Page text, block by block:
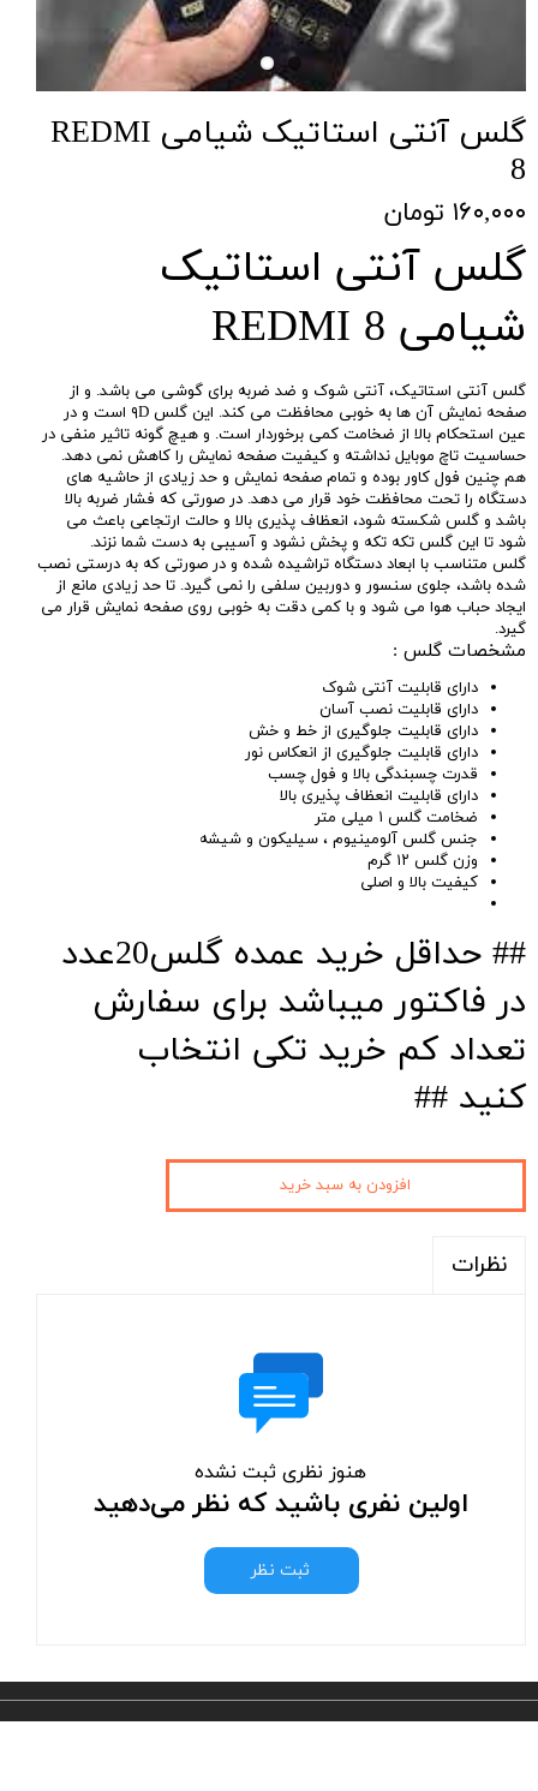
گلس آنتی استاتیک شیامی REDMI
8
۱۶۰,۰۰۰ تومان
گلس آنتی استاتیک
شیامی REDMI 8
گلس آنتی استاتیک، آنتی شوک و ضد ضربه برای گوشی می باشد. و از
صفحه نمایش آن ها به خوبی محافظت می کند. این گلس ۹D است و در
عین استحکام بالا از ضخامت کمی برخوردار است. و هیچ گونه تاثیر منفی در
حساسیت تاچ موبایل نداشته و کیفیت صفحه نمایش را کاهش نمی دهد.
هم چنین فول کاور بوده و تمام صفحه نمایش و حد زیادی از حاشیه های
دستگاه را تحت محافظت خود قرار می دهد. در صورتی که فشار ضربه بالا
باشد و گلس شکسته شود، انعظاف پذیری بالا و حالت ارتجاعی باعث می
شود تا این گلس تکه تکه و پخش نشود و آسیبی به دست شما نزند.
گلس متناسب با ابعاد دستگاه تراشیده شده و در صورتی که به درستی نصب
شده باشد، جلوی سنسور و دوربین سلفی را نمی گیرد. تا حد زیادی مانع از
ایجاد حباب هوا می شود و با کمی دقت به خوبی روی صفحه نمایش قرار می
گیرد.
مشخصات گلس :
دارای قابلیت آنتی شوک
دارای قابلیت نصب آسان
دارای قابلیت جلوگیری از خط و خش
دارای قابلیت جلوگیری از انعکاس نور
قدرت چسبندگی بالا و فول چسب
دارای قابلیت انعظاف پذیری بالا
ضخامت گلس ۱ میلی متر
جنس گلس آلومینیوم ، سیلیکون و شیشه
وزن گلس ۱۲ گرم
کیفیت بالا و اصلی
## حداقل خرید عمده گلس20عدد
در فاکتور میباشد برای سفارش
تعداد کم خرید تکی انتخاب
کنید ##
افزودن به سبد خرید
نظرات
هنوز نظری ثبت نشده
اولین نفری باشید که نظر می‌دهید
ثبت نظر